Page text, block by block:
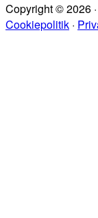
sitet
Copyright © 2026
Cookiepolitik ·